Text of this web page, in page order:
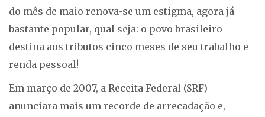
do mês de maio renova-se um estigma, agora já
bastante popular, qual seja: o povo brasileiro
destina aos tributos cinco meses de seu trabalho e
renda pessoal!
Em março de 2007, a Receita Federal (SRF)
anunciara mais um recorde de arrecadação e,